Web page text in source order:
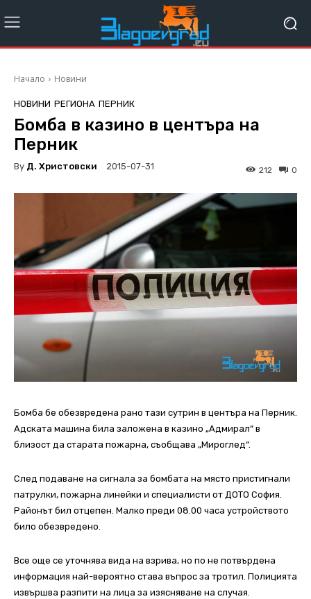
Начало Новини
НОВИНИ РЕГИОНА ПЕРНИК
Бомба в казино в центъра на
Перник
By Д. Христовски 2015-07-31 0
212
Бомба бе обезвредена рано тази сутрин в центъра на Перник.
Адската машина била заложена в казино „Адмирал“ в
близост да старата пожарна, съобщава „Мироглед“.
След подаване на сигнала за бомбата на място пристигнали
патрулки, пожарна линейки и специалисти от ДОТО София.
Районът бил отцепен. Малко преди 08.00 часа устройството
било обезвредено.
Все още се уточнява вида на взрива, но по не потвърдена
информация най-вероятно става въпрос за тротил. Полицията
извършва разпити на лица за изясняване на случая.